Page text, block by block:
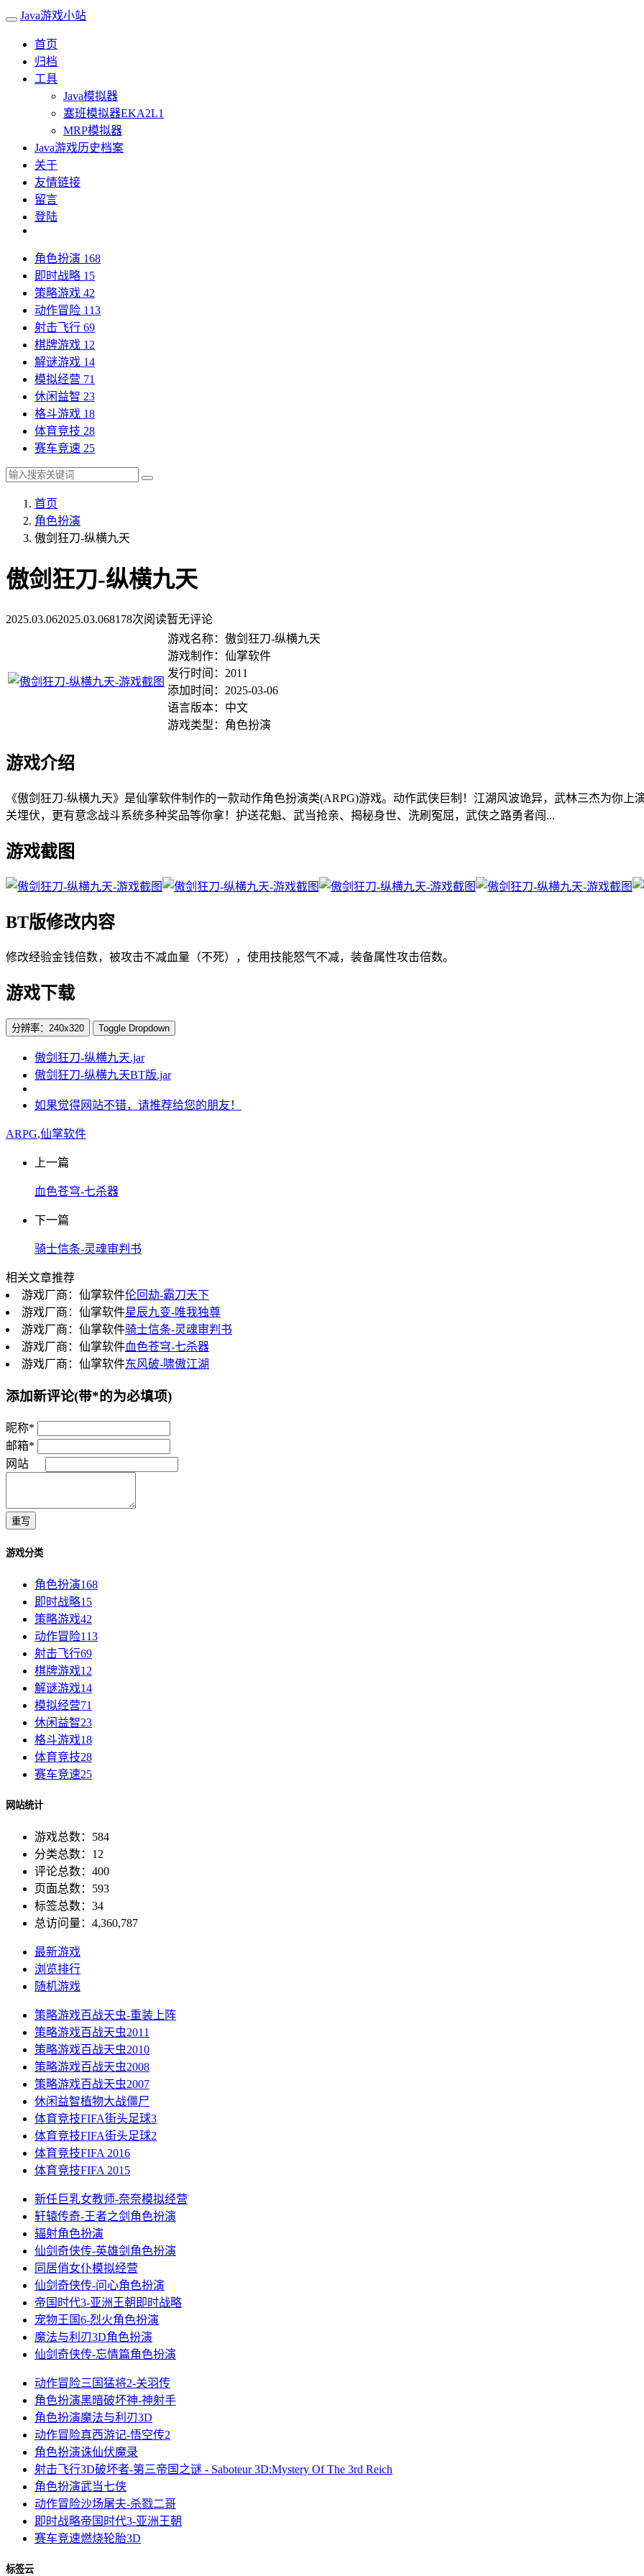
Java游戏小站
首页
归档
工具
Java模拟器
塞班模拟器EKA2L1
MRP模拟器
Java游戏历史档案
关于
友情链接
留言
登陆
角色扮演 168
即时战略 15
策略游戏 42
动作冒险 113
射击飞行 69
棋牌游戏 12
解谜游戏 14
模拟经营 71
休闲益智 23
格斗游戏 18
体育竞技 28
赛车竞速 25
首页
角色扮演
傲剑狂刀-纵横九天
傲剑狂刀-纵横九天
2025.03.062025.03.068178次阅读暂无评论
游戏名称：傲剑狂刀-纵横九天
游戏制作：仙掌软件
发行时间：2011
添加时间：2025-03-06
语言版本：中文
游戏类型：角色扮演
游戏介绍
《傲剑狂刀-纵横九天》是仙掌软件制作的一款动作角色扮演类(ARPG)游戏。动作武侠巨制！江湖风波诡异，武林三杰为你
关埋伏，更有意念战斗系统多种奖品等你拿！护送花魁、武当抢亲、揭秘身世、洗刷冤屈，武侠之路勇者闯...
游戏截图
BT版修改内容
修改经验金钱倍数，被攻击不减血量（不死），使用技能怒气不减，装备属性攻击倍数。
游戏下载
分辨率：240x320 Toggle Dropdown
傲剑狂刀-纵横九天.jar
傲剑狂刀-纵横九天BT版.jar
如果觉得网站不错，请推荐给您的朋友！
ARPG,仙掌软件
上一篇
血色苍穹-七杀器
下一篇
骑士信条-灵魂审判书
相关文章推荐
游戏厂商：仙掌软件伦回劫-霸刀天下
游戏厂商：仙掌软件星辰九变-唯我独尊
游戏厂商：仙掌软件骑士信条-灵魂审判书
游戏厂商：仙掌软件血色苍穹-七杀器
游戏厂商：仙掌软件东风破-啸傲江湖
添加新评论(带*的为必填项)
昵称*
邮箱*
网站
重写
游戏分类
角色扮演168
即时战略15
策略游戏42
动作冒险113
射击飞行69
棋牌游戏12
解谜游戏14
模拟经营71
休闲益智23
格斗游戏18
体育竞技28
赛车竞速25
网站统计
游戏总数：584
分类总数：12
评论总数：400
页面总数：593
标签总数：34
总访问量：4,360,787
最新游戏
浏览排行
随机游戏
策略游戏百战天虫-重装上阵
策略游戏百战天虫2011
策略游戏百战天虫2010
策略游戏百战天虫2008
策略游戏百战天虫2007
休闲益智植物大战僵尸
体育竞技FIFA街头足球3
体育竞技FIFA街头足球2
体育竞技FIFA 2016
体育竞技FIFA 2015
新任巨乳女教师-奈奈模拟经营
轩辕传奇-王者之剑 角色扮演
辐射角色扮演
仙剑奇侠传-英雄剑 角色扮演
同居俏女仆模拟经营
仙剑奇侠传-问心角色扮演
帝国时代3-亚洲王朝 即时战略
宠物王国6-烈火角色扮演
魔法与利刃3D角色扮演
仙剑奇侠传-忘情篇角色扮演
动作冒险三国猛将2-关羽传
角色扮演黑暗破坏神-神射手
角色扮演魔法与利刃3D
动作冒险真西游记-悟空传2
角色扮演诛仙伏魔录
射击飞行3D破坏者-第三帝国之谜 - Saboteur 3D:Mystery Of The 3rd Reich
角色扮演武当七侠
动作冒险沙场屠夫-杀戮二哥
即时战略帝国时代3-亚洲王朝
赛车竞速燃烧轮胎3D
标签云